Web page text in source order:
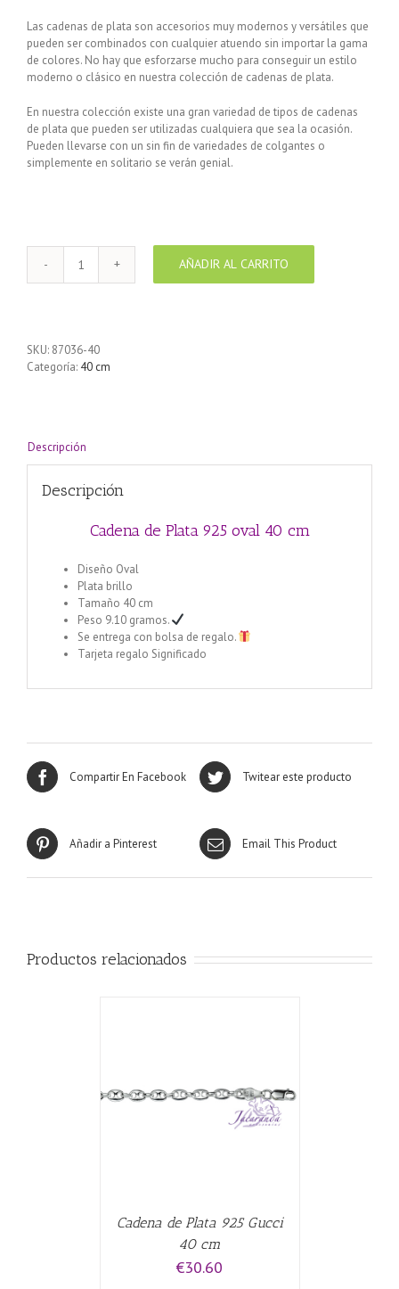
Las cadenas de plata son accesorios muy modernos y versátiles que
pueden ser combinados con cualquier atuendo sin importar la gama
de colores. No hay que esforzarse mucho para conseguir un estilo
moderno o clásico en nuestra colección de cadenas de plata.
En nuestra colección existe una gran variedad de tipos de cadenas
de plata que pueden ser utilizadas cualquiera que sea la ocasión.
Pueden llevarse con un sin fin de variedades de colgantes o
simplemente en solitario se verán genial.
Cadena
de
40
cm
AÑADIR AL CARRITO
SKU: 87036-40
Categoría: 40 cm
Descripción
Descripción
Cadena de Plata 925 oval 40 cm
Diseño Oval
Plata brillo
Tamaño 40 cm
Peso 9.10 gramos.
Se entrega con bolsa de regalo.
Tarjeta regalo Significado
Compartir En Facebook Twitear este producto
Añadir a Pinterest Email This Product
Productos relacionados
Cadena de Plata 925 Gucci
40 cm
€30.60